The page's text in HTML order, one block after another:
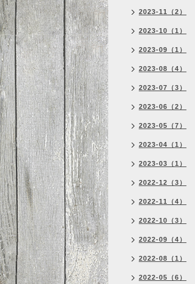
2023-11（2）
2023-10（1）
2023-09（1）
2023-08（4）
2023-07（3）
2023-06（2）
2023-05（7）
2023-04（1）
2023-03（1）
2022-12（3）
2022-11（4）
2022-10（3）
2022-09（4）
2022-08（1）
2022-05（6）